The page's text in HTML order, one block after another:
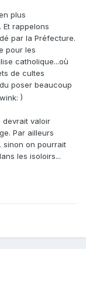
plus
rappelons
par la Préfecture.
pour les
catholique...où
de cultes
poser beaucoup
)
devrait valoir
Par ailleurs
sinon on pourrait
les isoloirs...